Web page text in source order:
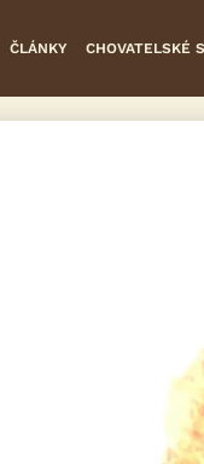
ČLÁNKY CHOVATELSKÉ